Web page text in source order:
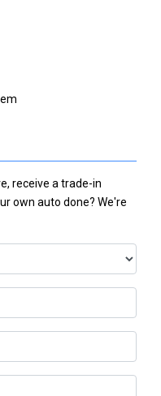
receive a trade-in
own auto done? We're